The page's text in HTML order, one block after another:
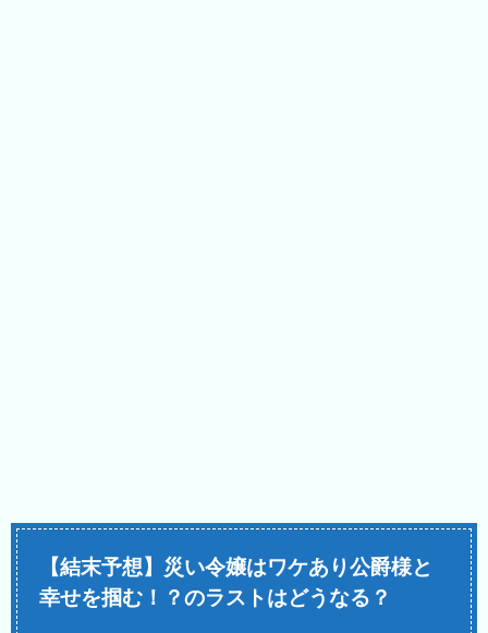
【結末予想】災い令嬢はワケあり公爵様と
幸せを掴む！？のラストはどうなる？